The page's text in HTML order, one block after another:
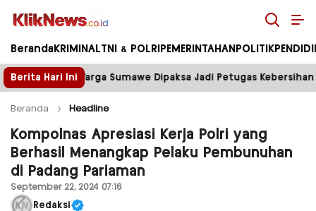
Kliknews.co.id
Beranda KRIMINAL TNI & POLRI PEMERINTAHAN POLITIK
Berita Hari Ini
Dipaksa Jadi Petugas Kebersihan Tower Disegel,
Beranda Headline
Kompolnas Apresiasi Kerja Polri yang
Berhasil Menangkap Pelaku Pembunuhan
di Padang Pariaman
September 22, 2024 07:16
Redaksi